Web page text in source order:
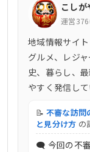
こしが
運営
地域情報サイ
グルメ、レジ
史、暮らし、
やすく発信して
📝 不審な訪問
と見分け方 の
🗨 今回の不